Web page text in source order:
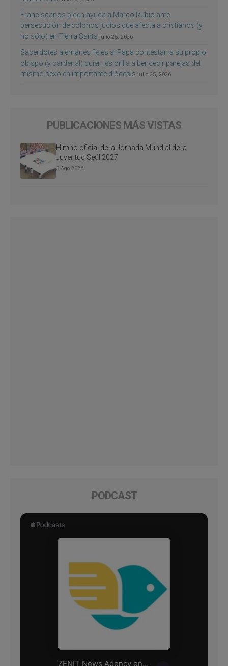
Franciscanos piden ayuda a Marco Rubio ante
persecución de colonos judíos que afecta a cristianos (y
no sólo) en Tierra Santa julio 25, 2026
Sacerdotes alemanes fieles al Papa contestan a su propio
obispo (y cardenal) quien les orilla a bendecir parejas del
mismo sexo en importante diócesis julio 25, 2026
PUBLICACIONES MÁS VISTAS
Himno oficial de la Jornada Mundial de la
Juventud Seúl 2027
3 Ago 2026
PODCAST